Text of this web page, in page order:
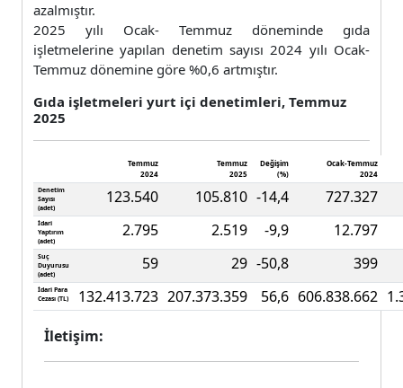
azalmıştır.
2025 yılı Ocak- Temmuz döneminde gıda
işletmelerine yapılan denetim sayısı 2024 yılı Ocak-
Temmuz dönemine göre %0,6 artmıştır.
Gıda işletmeleri yurt içi denetimleri, Temmuz
2025
Temmuz
2024
Temmuz
2025
Değişim
(%)
Ocak-Temmuz
2024
Denetim
Sayısı
(adet)
123.540 105.810 -14,4 727.327
İdari
Yaptırım
(adet)
2.795 2.519 -9,9 12.797
Suç
Duyurusu
(adet)
59 29 -50,8 399
İdari Para
Cezası (TL)
132.413.723 207.373.359 56,6 606.838.662
İletişim: